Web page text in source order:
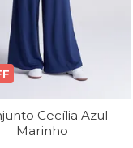
Cecília Azul
Marinho